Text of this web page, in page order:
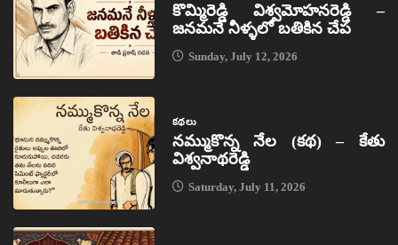
కొమ్మిరెడ్డి విశ్వమోహనరెడ్డి –
జనమనే నీళ్ళలో బతికిన చేప
Sunday, July 12, 2026
కథలు
నమ్ముకొన్న నేల (కథ) – కేతు
విశ్వనాథరెడ్డి
Saturday, July 11, 2026